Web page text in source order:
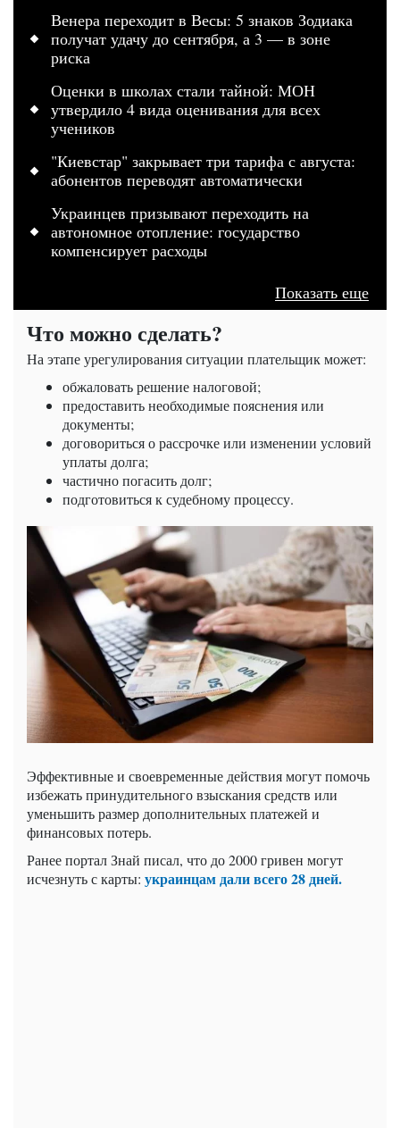
Венера переходит в Весы: 5 знаков Зодиака
получат удачу до сентября, а 3 — в зоне
риска
Оценки в школах стали тайной: МОН
утвердило 4 вида оценивания для всех
учеников
"Киевстар" закрывает три тарифа с августа:
абонентов переводят автоматически
Украинцев призывают переходить на
автономное отопление: государство
компенсирует расходы
Показать еще
Что можно сделать?
На этапе урегулирования ситуации плательщик может:
обжаловать решение налоговой;
предоставить необходимые пояснения или
документы;
договориться о рассрочке или изменении условий
уплаты долга;
частично погасить долг;
подготовиться к судебному процессу.
Эффективные и своевременные действия могут помочь
избежать принудительного взыскания средств или
уменьшить размер дополнительных платежей и
финансовых потерь.
Ранее портал Знай писал, что до 2000 гривен могут
исчезнуть с карты: украинцам дали всего 28 дней.